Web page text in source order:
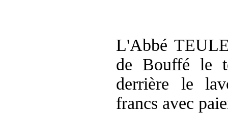
L'Abbé
de Bouffé le
derrière le
francs avec